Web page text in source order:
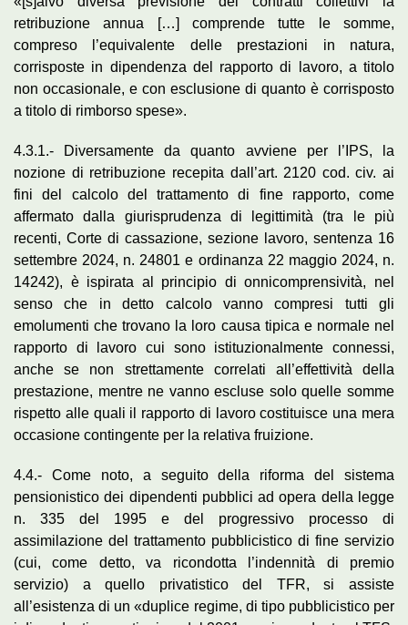
retribuzione annua […] comprende tutte le somme,
compreso l’equivalente delle prestazioni in natura,
corrisposte in dipendenza del rapporto di lavoro, a titolo
non occasionale, e con esclusione di quanto è corrisposto
a titolo di rimborso spese».
4.3.1.- Diversamente da quanto avviene per l’IPS, la
nozione di retribuzione recepita dall’art. 2120 cod. civ. ai
fini del calcolo del trattamento di fine rapporto, come
affermato dalla giurisprudenza di legittimità (tra le più
recenti, Corte di cassazione, sezione lavoro, sentenza 16
settembre 2024, n. 24801 e ordinanza 22 maggio 2024, n.
14242), è ispirata al principio di onnicomprensività, nel
senso che in detto calcolo vanno compresi tutti gli
emolumenti che trovano la loro causa tipica e normale nel
rapporto di lavoro cui sono istituzionalmente connessi,
anche se non strettamente correlati all’effettività della
prestazione, mentre ne vanno escluse solo quelle somme
rispetto alle quali il rapporto di lavoro costituisce una mera
occasione contingente per la relativa fruizione.
4.4.- Come noto, a seguito della riforma del sistema
pensionistico dei dipendenti pubblici ad opera della legge
n. 335 del 1995 e del progressivo processo di
assimilazione del trattamento pubblicistico di fine servizio
(cui, come detto, va ricondotta l’indennità di premio
servizio) a quello privatistico del TFR, si assiste
all’esistenza di un «duplice regime, di tipo pubblicistico per